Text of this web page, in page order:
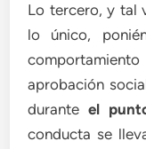
Lo tercero, y tal
lo único,
aprobación
durante el
conducta se